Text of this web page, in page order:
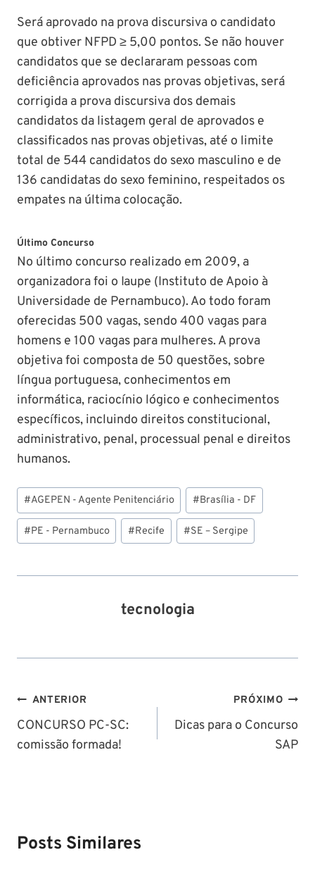
Será aprovado na prova discursiva o candidato
que obtiver NFPD ≥ 5,00 pontos. Se não houver
candidatos que se declararam pessoas com
deficiência aprovados nas provas objetivas, será
corrigida a prova discursiva dos demais
candidatos da listagem geral de aprovados e
classificados nas provas objetivas, até o limite
total de 544 candidatos do sexo masculino e de
136 candidatas do sexo feminino, respeitados os
empates na última colocação.
Último Concurso
No último concurso realizado em 2009, a
organizadora foi o Iaupe (Instituto de Apoio à
Universidade de Pernambuco). Ao todo foram
oferecidas 500 vagas, sendo 400 vagas para
homens e 100 vagas para mulheres. A prova
objetiva foi composta de 50 questões, sobre
língua portuguesa, conhecimentos em
informática, raciocínio lógico e conhecimentos
específicos, incluindo direitos constitucional,
administrativo, penal, processual penal e direitos
humanos.
Tags
do
Post:
#AGEPEN - Agente Penitenciário #Brasília - DF
#PE - Pernambuco #Recife #SE – Sergipe
tecnologia
Navegação
de
Post
ANTERIOR
CONCURSO PC-SC:
comissão formada!
PRÓXIMO
Dicas para o Concurso
SAP
Posts Similares